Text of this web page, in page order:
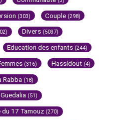
(303) Couple (298)
Divers (5037)
Education des enfants (244)
(316) Hassidout (4)
Rabba (18)
(51)
du 17 Tamouz (270)